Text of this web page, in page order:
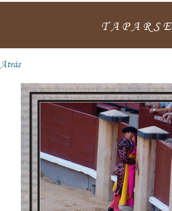
TAPARSE
Atrás